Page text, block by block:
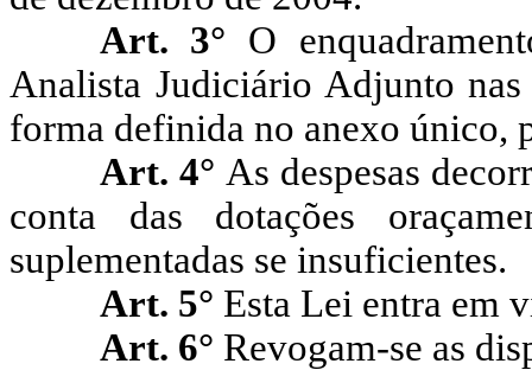
Art. 3° O
Analista Judiciário Adjunto nas
forma definida no anexo único,
Art. 4° As despesas
conta das dotações
suplementadas se insuficientes.
Art. 5° Esta Lei entra em
Art. 6° Revogam-se as